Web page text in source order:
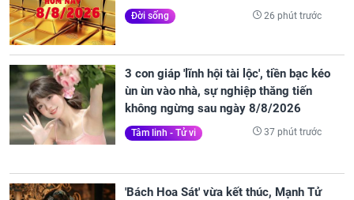
Đời sống 26 phút trước
3 con giáp 'lĩnh hội tài lộc', tiền bạc kéo
ùn ùn vào nhà, sự nghiệp thăng tiến
không ngừng sau ngày 8/8/2026
Tâm linh - Tử vi 37 phút trước
'Bách Hoa Sát' vừa kết thúc, Mạnh Tử